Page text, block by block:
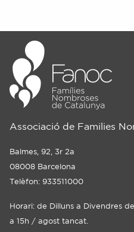
Associació de Families
Balmes, 92, 3r 2a
08008 Barcelona
Telèfon: 933511000
Horari: de Dilluns a Divendres
a 15h / agost tancat.